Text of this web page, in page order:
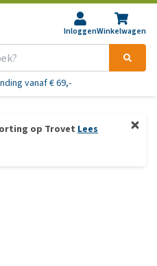
InloggenWinkelwagen
vanaf € 69,-
op Trovet Lees